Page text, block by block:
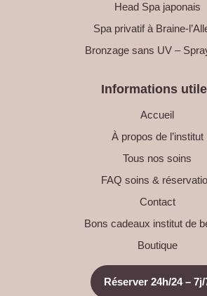
Head Spa japonais
Spa privatif à Braine-
Bronzage sans UV –
Informations
Accueil
À propos de l’institut
Tous nos soins
FAQ soins &
Contact
Bons cadeaux institut de
Boutique
Réserver 24h/24 – 7j/